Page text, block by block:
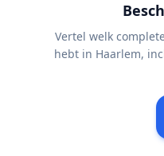
Vertel welk
hebt in Haarlem,